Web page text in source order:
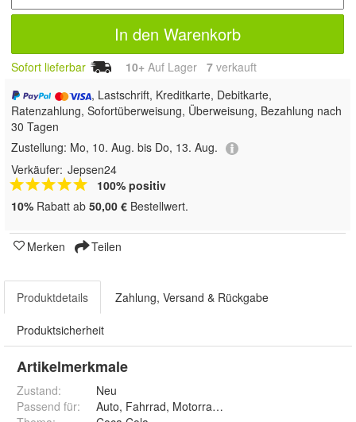
In den Warenkorb
Sofort lieferbar 10+ Auf Lager 7 verkauft
, Lastschrift, Kreditkarte, Debitkarte,
Ratenzahlung, Sofortüberweisung, Überweisung, Bezahlung nach
30 Tagen
Zustellung: Mo, 10. Aug. bis Do, 13. Aug.
Verkäufer: Jepsen24
100% positiv
10% Rabatt ab 50,00 € Bestellwert.
Merken Teilen
Produktdetails Zahlung, Versand & Rückgabe
Produktsicherheit
Artikelmerkmale
Zustand:
Neu
Passend für:
Auto, Fahrrad, Motorrad, Wand, Fenster, Schrank